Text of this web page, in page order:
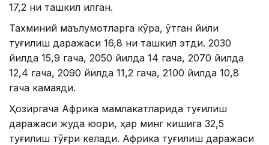
17,2 ни ташкил қилган.
Тахминий маълумотларга кўра, ўтган йили
туғилиш даражаси 16,8 ни ташкил этди. 2030
йилда 15,9 гача, 2050 йилда 14 гача, 2070 йилда
12,4 гача, 2090 йилда 11,2 гача, 2100 йилда 10,8
гача камаяди.
Ҳозиргача Африка мамлакатларида туғилиш
даражаси жуда юқори, ҳар минг кишига 32,5
туғилиш тўғри келади. Африка туғилиш даражаси